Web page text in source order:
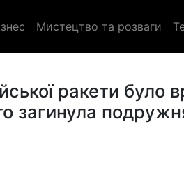
Мистецтво та розваги
ракети було
загинула